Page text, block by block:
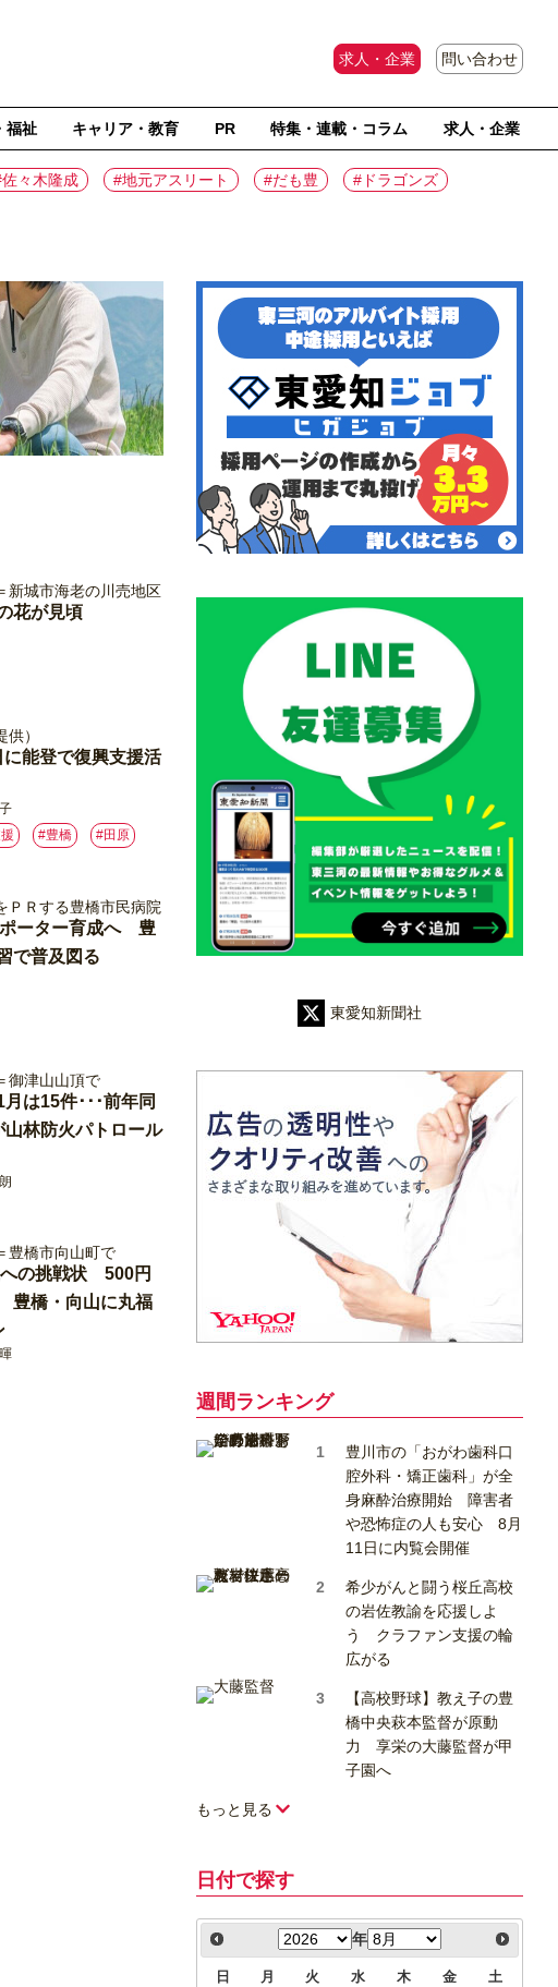
求人・企業 問い合わせ
福祉 キャリア・教育 PR 特集・連載・コラム 求人・企業
々木隆成 #地元アスリート #だも豊 #ドラゴンズ
花が見頃
能登で復興支援活
#豊橋
#⽥原
ーター育成へ 豊
で普及図る
は15件･･･前年同
林防火パトロール
の挑戦状 500円
豊橋・向山に丸福
東愛知新聞社
週間ランキング
豊川市の「おがわ歯科口
腔外科・矯正歯科」が全
身麻酔治療開始 障害者
や恐怖症の人も安心 8月
11日に内覧会開催
希少がんと闘う桜丘高校
の岩佐教諭を応援しよ
う クラファン支援の輪
広がる
【高校野球】教え子の豊
橋中央萩本監督が原動
力 享栄の大藤監督が甲
子園へ
もっと見る
日付で探す
年
日 月 火 水 木 金 土